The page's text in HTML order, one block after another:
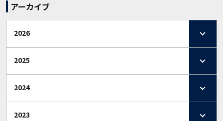
アーカイブ
2026
2025
2024
2023